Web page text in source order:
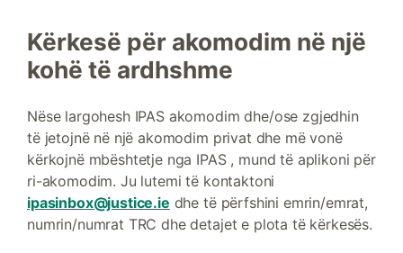
Kërkesë për akomodim në një
kohë të ardhshme
Nëse largohesh IPAS akomodim dhe/ose zgjedhin
të jetojnë në një akomodim privat dhe më vonë
kërkojnë mbështetje nga IPAS , mund të aplikoni për
ri-akomodim. Ju lutemi të kontaktoni
ipasinbox@justice.ie dhe të përfshini emrin/emrat,
numrin/numrat TRC dhe detajet e plota të kërkesës.